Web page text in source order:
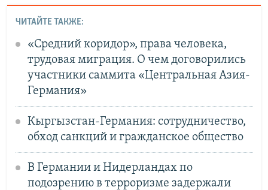
ЧИТАЙТЕ ТАКЖЕ:
«Средний коридор», права человека,
трудовая миграция. О чем договорились
участники саммита «Центральная Азия-
Германия»
Кыргызстан-Германия: сотрудничество,
обход санкций и гражданское общество
В Германии и Нидерландах по
подозрению в терроризме задержали